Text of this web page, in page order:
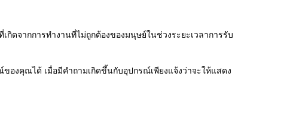
ดจากการทำงานที่ไม่ถูกต้องของมนุษย์ในช่วงระยะเวลาการรับ
องคุณได้ เมื่อมีคำถามเกิดขึ้นกับอุปกรณ์เพียงแจ้งว่าจะให้แสดง